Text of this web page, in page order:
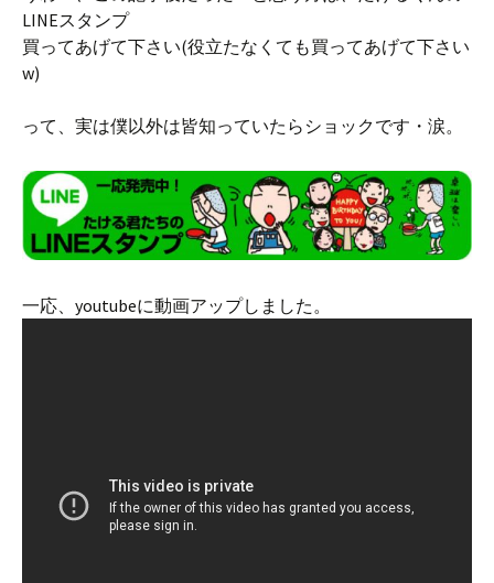
LINEスタンプ
買ってあげて下さい(役立たなくても買ってあげて下さい
w)
って、実は僕以外は皆知っていたらショックです・涙。
一応、youtubeに動画アップしました。